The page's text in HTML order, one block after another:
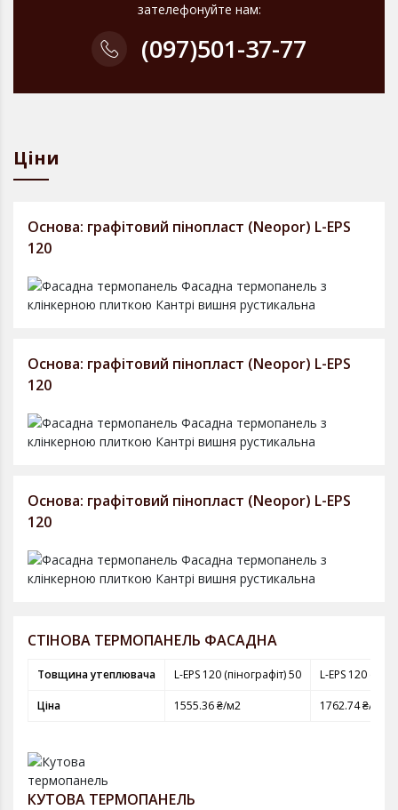
зателефонуйте нам:
(097)501-37-77
Ціни
Основа: графітовий пінопласт (Neopor) L-EPS
120
Основа: графітовий пінопласт (Neopor) L-EPS
120
Основа: графітовий пінопласт (Neopor) L-EPS
120
СТІНОВА ТЕРМОПАНЕЛЬ ФАСАДНА
Товщина утеплювача L-EPS 120 (пінографіт) 50 L-EPS 120
Ціна 1555.36 ₴/м2 1762.74 ₴/м2
КУТОВА ТЕРМОПАНЕЛЬ